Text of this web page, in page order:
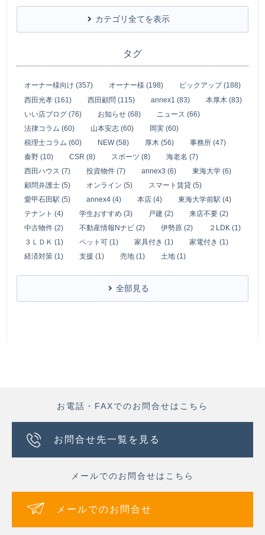
カテゴリ全てを表示
タグ
オーナー様向け (357) オーナー様 (198)
ピックアップ (188)
西田光孝 (161)
西田顧問 (115) annex1 (83)
本厚木 (83)
いい店ブログ (76)
お知らせ (68)
ニュース (66)
法律コラム (60)
山本安志 (60)
岡実 (60)
税理士コラム (60)
NEW (58) 厚木 (56)
事務所 (47)
秦野 (10)
CSR (8) スポーツ (8)
海老名 (7)
西田ハウス (7)
投資物件 (7) annex3 (6)
東海大学 (6)
顧問弁護士 (5)
オンライン (5)
スマート賃貸 (5)
愛甲石田駅 (5)
annex4 (4) 本店 (4)
東海大学前駅 (4)
テナント (4)
学生おすすめ (3) 戸建 (2)
来店不要 (2)
中古物件 (2)
不動産情報Nナビ (2) 伊勢原 (2)
２LDK (1)
３ＬＤＫ (1)
ペット可 (1) 家具付き (1)
家電付き (1)
経済対策 (1)
支援 (1) 売地 (1) 土地 (1)
全部見る
お電話・FAXでのお問合せはこちら
お問合せ先一覧を見る
メールでのお問合せはこちら
メールでのお問合せ